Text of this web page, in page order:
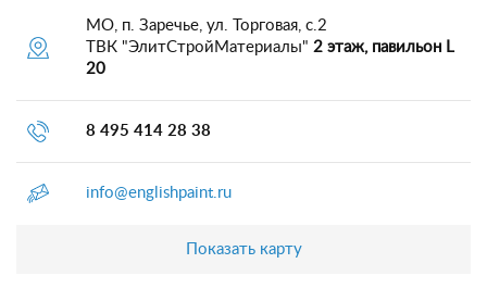
МО, п. Заречье, ул. Торговая, с.2
ТВК "ЭлитСтройМатериалы" 2 этаж, павильон L
20
8 495 414 28 38
info@englishpaint.ru
Показать карту